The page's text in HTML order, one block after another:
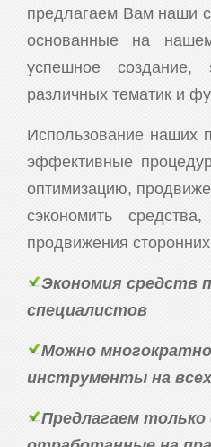
предлагаем Вам наши
основанные на
успешное
различных тематик и
Использование наших
эффективные
оптимизацию,
сэкономить
продвижения
Экономия средств
специалистов
Можно
инструменты на
Предлагаем